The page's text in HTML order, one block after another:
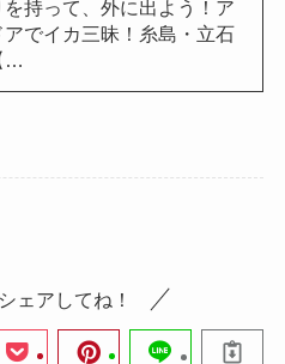
を持って、外に出よう！ア
アでイカ三昧！糸島・立石
…
ェアしてね！